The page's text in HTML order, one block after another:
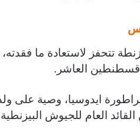
تتحفز لاستعادة ما
قسطنطين العاشر.
ايدوسيا، وصية على
العام للجيوش